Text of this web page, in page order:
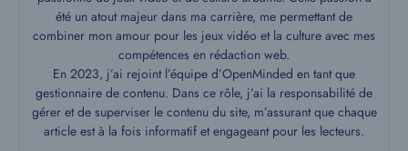
été un atout majeur dans ma carrière, me permettant de
combiner mon amour pour les jeux vidéo et la culture avec mes
compétences en rédaction web.
En 2023, j’ai rejoint l’équipe d’OpenMinded en tant que
gestionnaire de contenu. Dans ce rôle, j’ai la responsabilité de
gérer et de superviser le contenu du site, m’assurant que chaque
article est à la fois informatif et engageant pour les lecteurs.